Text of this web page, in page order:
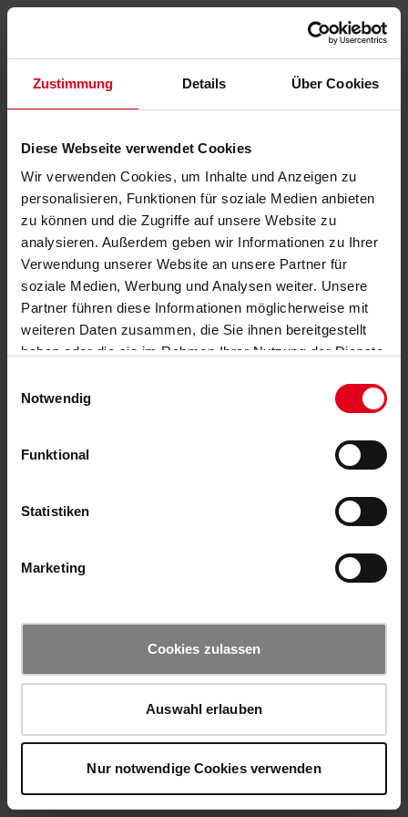
Zustimmung Details Über Cookies
Diese Webseite verwendet Cookies
Wir verwenden Cookies, um Inhalte und Anzeigen zu
personalisieren, Funktionen für soziale Medien anbieten
zu können und die Zugriffe auf unsere Website zu
analysieren. Außerdem geben wir Informationen zu Ihrer
Verwendung unserer Website an unsere Partner für
soziale Medien, Werbung und Analysen weiter. Unsere
Partner führen diese Informationen möglicherweise mit
weiteren Daten zusammen, die Sie ihnen bereitgestellt
haben oder die sie im Rahmen Ihrer Nutzung der Dienste
Notwendig
Funktional
Statistiken
Marketing
Cookies zulassen
Auswahl erlauben
Nur notwendige Cookies verwenden